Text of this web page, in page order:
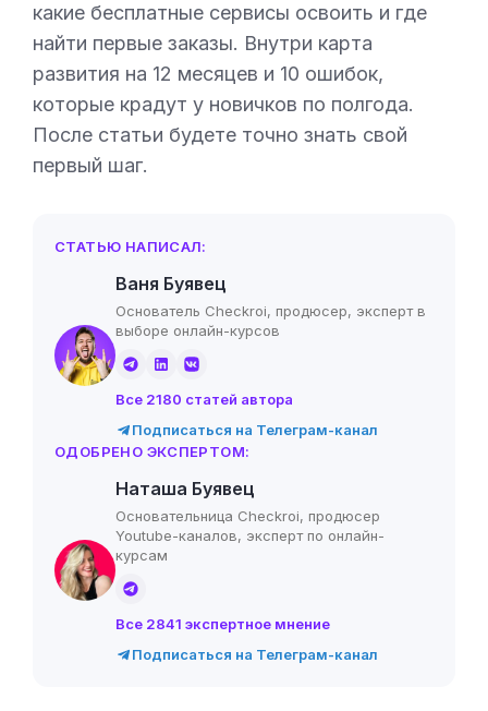
какие бесплатные сервисы освоить и где
найти первые заказы. Внутри карта
развития на 12 месяцев и 10 ошибок,
которые крадут у новичков по полгода.
После статьи будете точно знать свой
первый шаг.
СТАТЬЮ НАПИСАЛ:
Ваня Буявец
Основатель Checkroi, продюсер, эксперт в
выборе онлайн-курсов
Все 2180 статей автора
Подписаться на Телеграм-канал
ОДОБРЕНО ЭКСПЕРТОМ:
Наташа Буявец
Основательница Checkroi, продюсер
Youtube-каналов, эксперт по онлайн-
курсам
Все 2841 экспертное мнение
Подписаться на Телеграм-канал